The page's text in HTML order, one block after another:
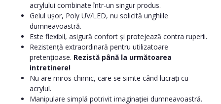
acrylului combinate într-un singur produs.
Gelul ușor, Poly UV/LED, nu solicită unghiile
dumneavoastră.
Este flexibil, asigură confort și protejează contra ruperii.
Rezistență extraordinară pentru utilizatoare
pretențioase. Rezistă până la următoarea
intretinere!
Nu are miros chimic, care se simte când lucrați cu
acrylul.
Manipulare simplă potrivit imaginației dumneavoastră.